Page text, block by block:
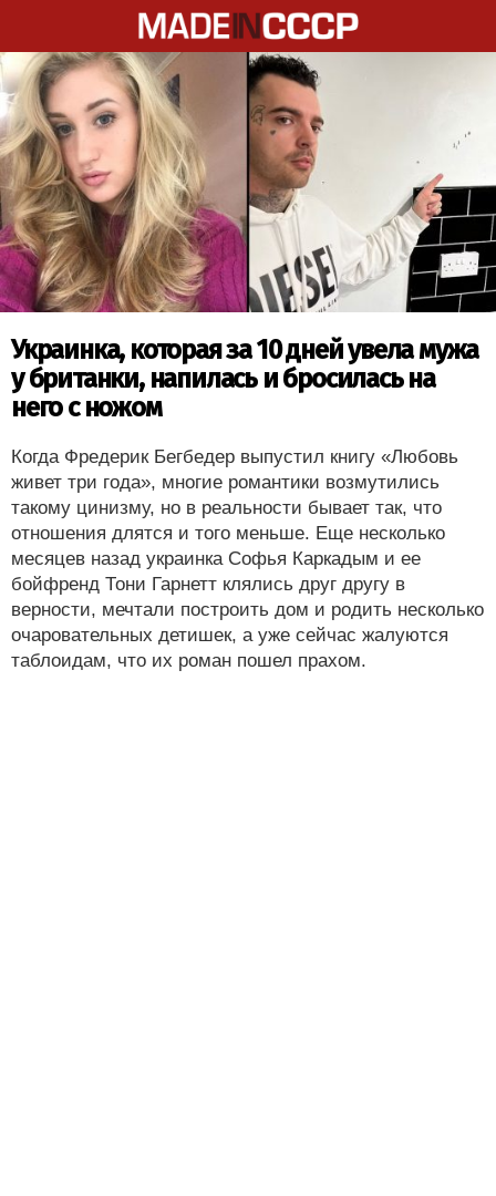
Украинка, которая за 10 дней увела мужа
у британки, напилась и бросилась на
него с ножом
Когда Фредерик Бегбедер выпустил книгу «Любовь
живет три года», многие романтики возмутились
такому цинизму, но в реальности бывает так, что
отношения длятся и того меньше. Еще несколько
месяцев назад украинка Софья Каркадым и ее
бойфренд Тони Гарнетт клялись друг другу в
верности, мечтали построить дом и родить несколько
очаровательных детишек, а уже сейчас жалуются
таблоидам, что их роман пошел прахом.